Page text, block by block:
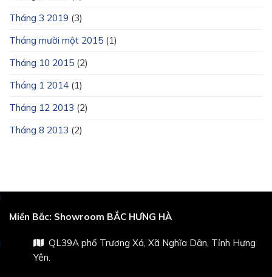
Tháng 3 2019 (3)
Tháng mười một 2015 (1)
Tháng 10 2015 (2)
Tháng 1 2014 (1)
Tháng 12 2013 (2)
Tháng 8 2013 (2)
Miền Bắc: Showroom BẮC HƯNG HÀ
QL39A phố Trương Xá, Xã Nghĩa Dân, Tỉnh Hưng
Yên.